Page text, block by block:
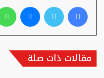
فيسبوك تويتر ماسنجر
مقالات ذات صلة